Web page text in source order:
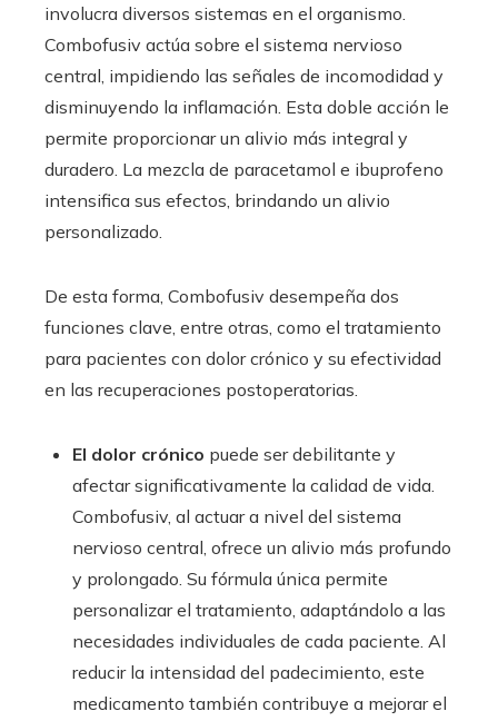
involucra diversos sistemas en el organismo.
Combofusiv actúa sobre el sistema nervioso
central, impidiendo las señales de incomodidad y
disminuyendo la inflamación. Esta doble acción le
permite proporcionar un alivio más integral y
duradero. La mezcla de paracetamol e ibuprofeno
intensifica sus efectos, brindando un alivio
personalizado.
De esta forma, Combofusiv desempeña dos
funciones clave, entre otras, como el tratamiento
para pacientes con dolor crónico y su efectividad
en las recuperaciones postoperatorias.
El dolor crónico puede ser debilitante y
afectar significativamente la calidad de vida.
Combofusiv, al actuar a nivel del sistema
nervioso central, ofrece un alivio más profundo
y prolongado. Su fórmula única permite
personalizar el tratamiento, adaptándolo a las
necesidades individuales de cada paciente. Al
reducir la intensidad del padecimiento, este
medicamento también contribuye a mejorar el